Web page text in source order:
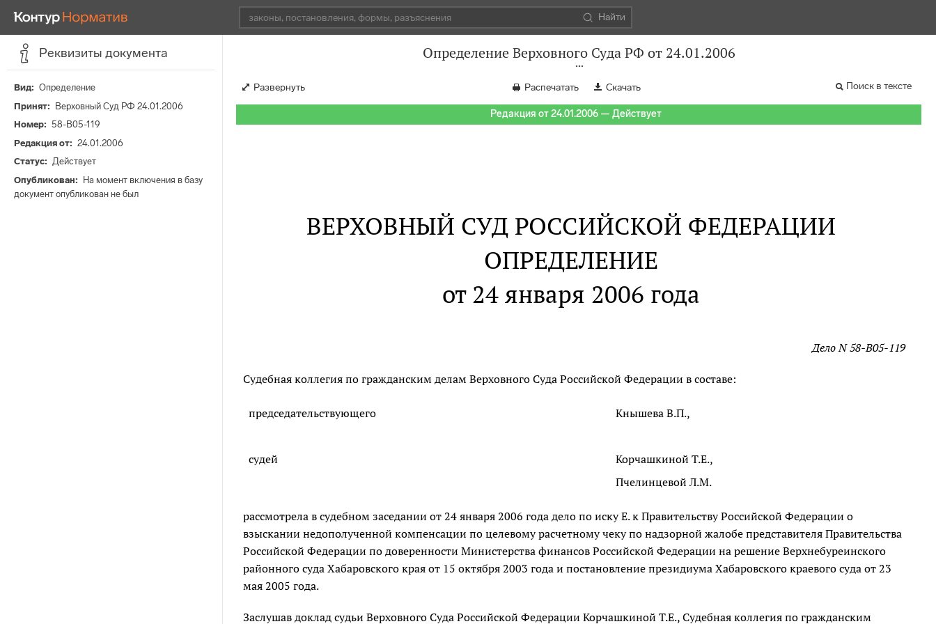
Найти
Реквизиты документа
Вид
Определение
Принят
Верховный Суд РФ 24.01.2006
Номер
58-В05-119
Редакция от
24.01.2006
Статус
Действует
Опубликован
На момент включения в базу
документ опубликован не был
Определение Верховного Суда РФ от 24.01.2006
Развернуть Распечатать Скачать Поиск в тексте
Редакция от 24.01.2006 — Действует
ВЕРХОВНЫЙ СУД РОССИЙСКОЙ ФЕДЕРАЦИИ
ОПРЕДЕЛЕНИЕ
от 24 января 2006 года
Дело N 58-В05-119
Судебная коллегия по гражданским делам Верховного Суда Российской Федерации в составе:
председательствующего Кнышева В.П.,
судей
Корчашкиной Т.Е.,
Пчелинцевой Л.М.
рассмотрела в судебном заседании от 24 января 2006 года дело по иску Е. к Правительству Российской Федерации о
взыскании недополученной компенсации по целевому расчетному чеку по надзорной жалобе представителя Правительства
Российской Федерации по доверенности Министерства финансов Российской Федерации на решение Верхнебуреинского
районного суда Хабаровского края от 15 октября 2003 года и постановление президиума Хабаровского краевого суда от 23
мая 2005 года.
Заслушав доклад судьи Верховного Суда Российской Федерации Корчашкиной Т.Е., Судебная коллегия по гражданским